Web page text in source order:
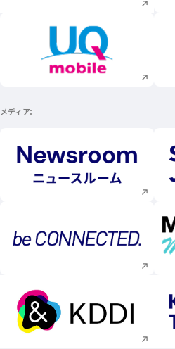
新規ウィンドウで開く
メディア
新規ウィンドウで開く
新規ウィンドウで開く
新規ウィンドウで開く